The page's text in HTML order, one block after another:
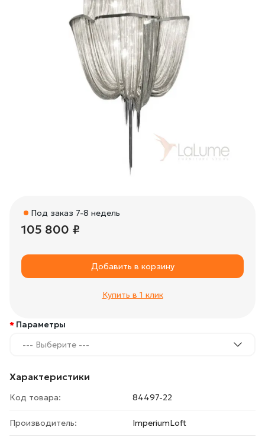
Параметры
--- Выберите ---
Характеристики
Код товара: 84497-22
Производитель: ImperiumLoft
Под заказ 7-8 недель
105 800 ₽
Добавить в корзину
Купить в 1 клик